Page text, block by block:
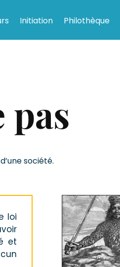
Initiation Philothèque
pas
société.
loi
et